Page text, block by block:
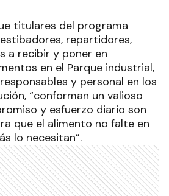
titulares del programa
repartidores,
a recibir y poner en
en el Parque industrial,
y personal en los
“conforman un valioso
y esfuerzo diario son
que el alimento no falte en
lo necesitan”.